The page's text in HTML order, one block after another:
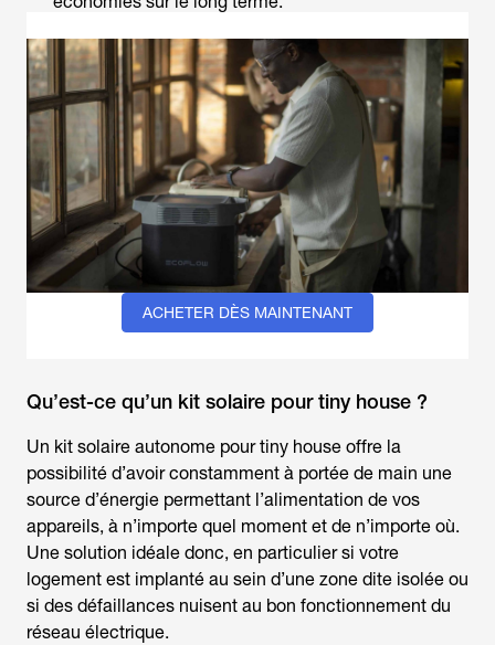
ACHETER DÈS MAINTENANT
Qu’est-ce qu’un kit solaire pour tiny house ?
Un kit solaire autonome pour tiny house offre la
possibilité d’avoir constamment à portée de main une
source d’énergie permettant l’alimentation de vos
appareils, à n’importe quel moment et de n’importe où.
Une solution idéale donc, en particulier si votre
logement est implanté au sein d’une zone dite isolée ou
si des défaillances nuisent au bon fonctionnement du
réseau électrique.